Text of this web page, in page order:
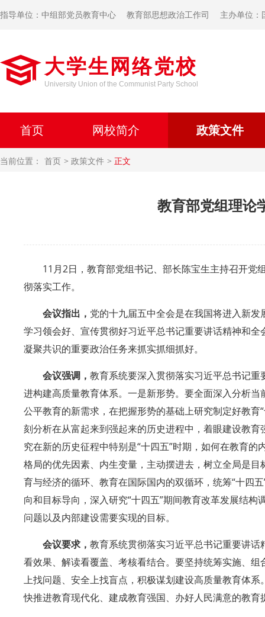
指导单位：中组部党员教育中心 教育部思想政治工作司 主办单位：
大学生网络党校
University Union of the Communist Party School
首页 网校简介 政策文件
当前位置： 首页 政策文件 正文
教育部党组理论
11月2日，教育部党组书记、部长陈宝生主持召开党
彻落实工作。
会议指出， 党的十九届五中全会是在我国将进入新
学习领会好、宣传贯彻好习近平总书记重要讲话精神和
凝聚共识的重要政治任务来抓实抓细抓好。
会议强调， 教育系统要深入贯彻落实习近平总书记
进构建高质量教育体系。一是新形势。要全面深入分析
公平教育的新需求，在把握形势的基础上研究制定好教
刻分析在从富起来到强起来的历史进程中，着眼建设教
究在新的历史征程中特别是“十四五”时期，如何在教育
格局的优先因素、内生变量，主动摆进去，树立全局是
育与经济的循环、教育在国际国内的双循环，统筹“十四
向和目标导向，深入研究“十四五”期间教育改革发展结
问题以及内部建设需要实现的目标。
会议要求， 教育系统贯彻落实习近平总书记重要讲
看效果、解读看覆盖、考核看结合。要坚持统筹实施、
上找问题、安全上找盲点，积极谋划建设高质量教育体
快推进教育现代化、建成教育强国、办好人民满意的教育